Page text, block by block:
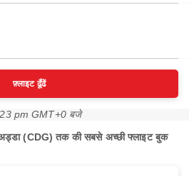
फ़्लाइट ढूँढें
pm GMT+0 बजे
अड्डा (CDG) तक की सबसे अच्छी फ्लाइट बुक